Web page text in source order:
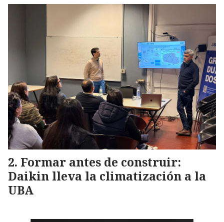
Formar antes de construir:
Daikin lleva la climatización a la
UBA